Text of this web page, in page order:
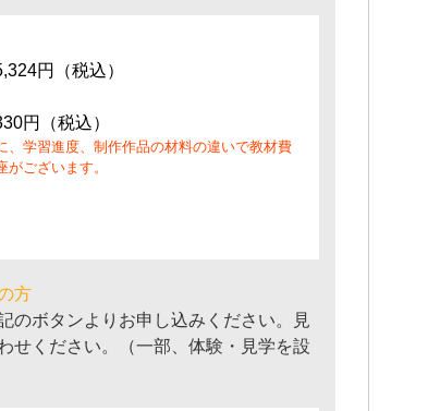
円（税込）
円（税込）
、学習進度、制作作品の材料の違いで教材費
がございます。
方
のボタンよりお申し込みください。見
せください。（一部、体験・見学を設